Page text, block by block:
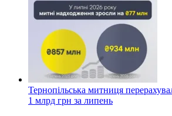
Тернопільська митниця
1 млрд грн за липень